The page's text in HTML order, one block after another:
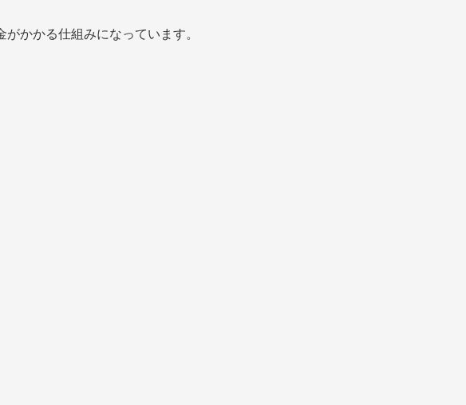
かかる仕組みになっています。